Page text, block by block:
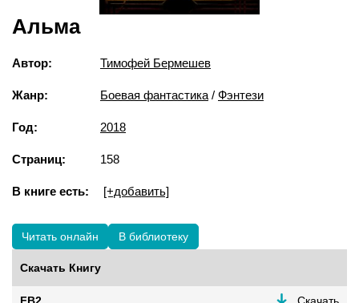
Альма
Автор: Тимофей Бермешев
Жанр: Боевая фантастика / Фэнтези
Год: 2018
Страниц: 158
В книге есть: [+добавить]
Читать онлайн В библиотеку
Скачать Книгу